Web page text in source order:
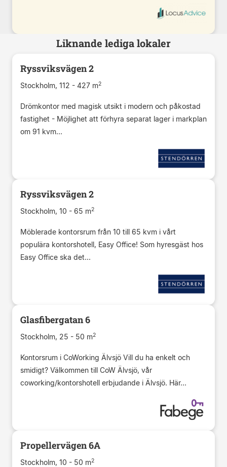
Liknande lediga lokaler
Ryssviksvägen 2
Stockholm, 112 - 427 m2
Drömkontor med magisk utsikt i modern och påkostad
fastighet - Möjlighet att förhyra separat lager i markplan
om 91 kvm...
Ryssviksvägen 2
Stockholm, 10 - 65 m2
Möblerade kontorsrum från 10 till 65 kvm i vårt
populära kontorshotell, Easy Office! Som hyresgäst hos
Easy Office ska det...
Glasfibergatan 6
Stockholm, 25 - 50 m2
Kontorsrum i CoWorking Älvsjö Vill du ha enkelt och
smidigt? Välkommen till CoW Älvsjö, vår
coworking/kontorshotell erbjudande i Älvsjö. Här...
Propellervägen 6A
Stockholm, 10 - 50 m2